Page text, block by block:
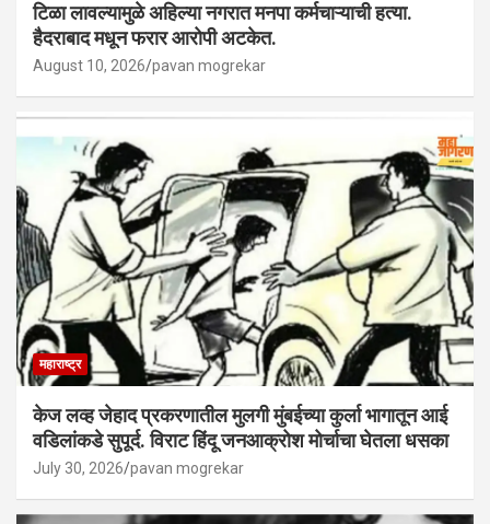
टिळा लावल्यामुळे अहिल्या नगरात मनपा कर्मचाऱ्याची हत्या.
हैदराबाद मधून फरार आरोपी अटकेत.
August 10, 2026 pavan mogrekar
महाराष्ट्र
केज लव्ह जेहाद प्रकरणातील मुलगी मुंबईच्या कुर्ला भागातून आई
वडिलांकडे सुपूर्द. विराट हिंदू जनआक्रोश मोर्चाचा घेतला धसका
July 30, 2026 pavan mogrekar